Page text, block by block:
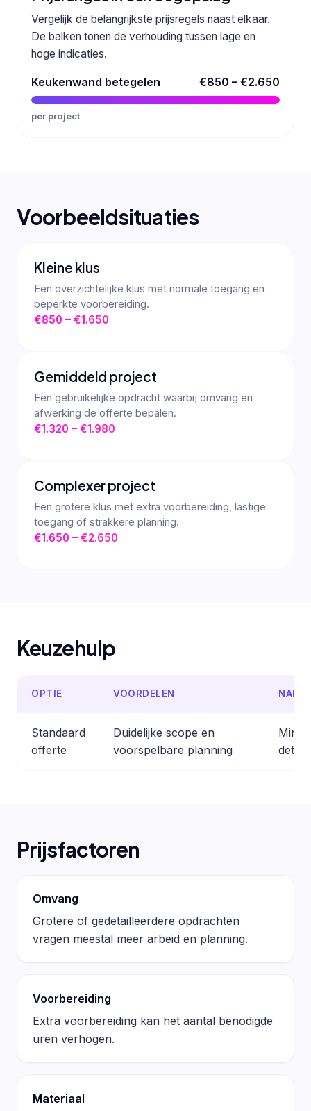
Vergelijk de belangrijkste prijsregels naast elkaar.
De balken tonen de verhouding tussen lage en
hoge indicaties.
Keukenwand betegelen €850 – €2.650
per project
Voorbeeldsituaties
Kleine klus
Een overzichtelijke klus met normale toegang en
beperkte voorbereiding.
€850 – €1.650
Gemiddeld project
Een gebruikelijke opdracht waarbij omvang en
afwerking de offerte bepalen.
€1.320 – €1.980
Complexer project
Een grotere klus met extra voorbereiding, lastige
toegang of strakkere planning.
€1.650 – €2.650
Keuzehulp
OPTIE VOORDELEN
Standaard
offerte
Duidelijke scope en
voorspelbare planning
Prijsfactoren
Omvang
Grotere of gedetailleerdere opdrachten
vragen meestal meer arbeid en planning.
Voorbereiding
Extra voorbereiding kan het aantal benodigde
uren verhogen.
Materiaal